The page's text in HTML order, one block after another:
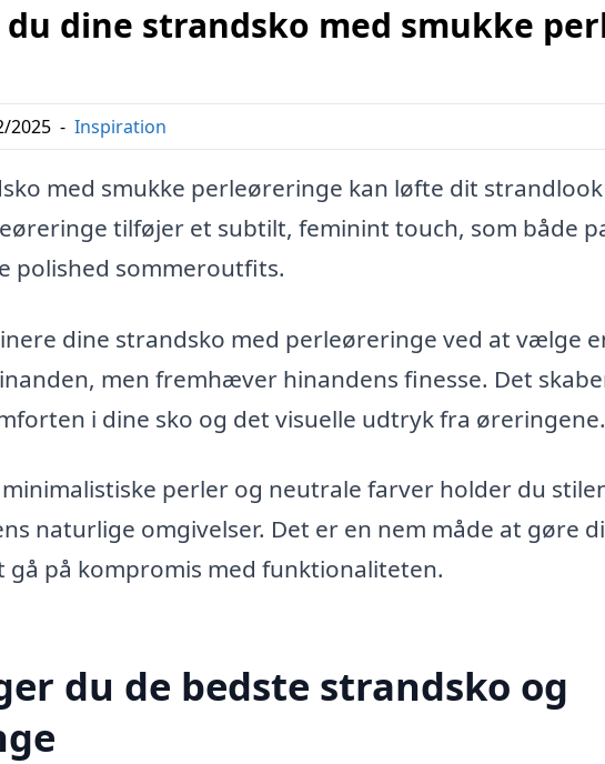
du dine strandsko med smukke
2025 - Inspiration
med smukke perleøreringe kan løfte dit
tilføjer et subtilt, feminint touch, som både
polished sommeroutfits.
dine strandsko med perleøreringe ved at vælge
men fremhæver hinandens finesse. Det
i dine sko og det visuelle udtryk fra øreringene.
perler og neutrale farver holder du
naturlige omgivelser. Det er en nem måde at gøre
gå på kompromis med funktionaliteten.
du de bedste strandsko og